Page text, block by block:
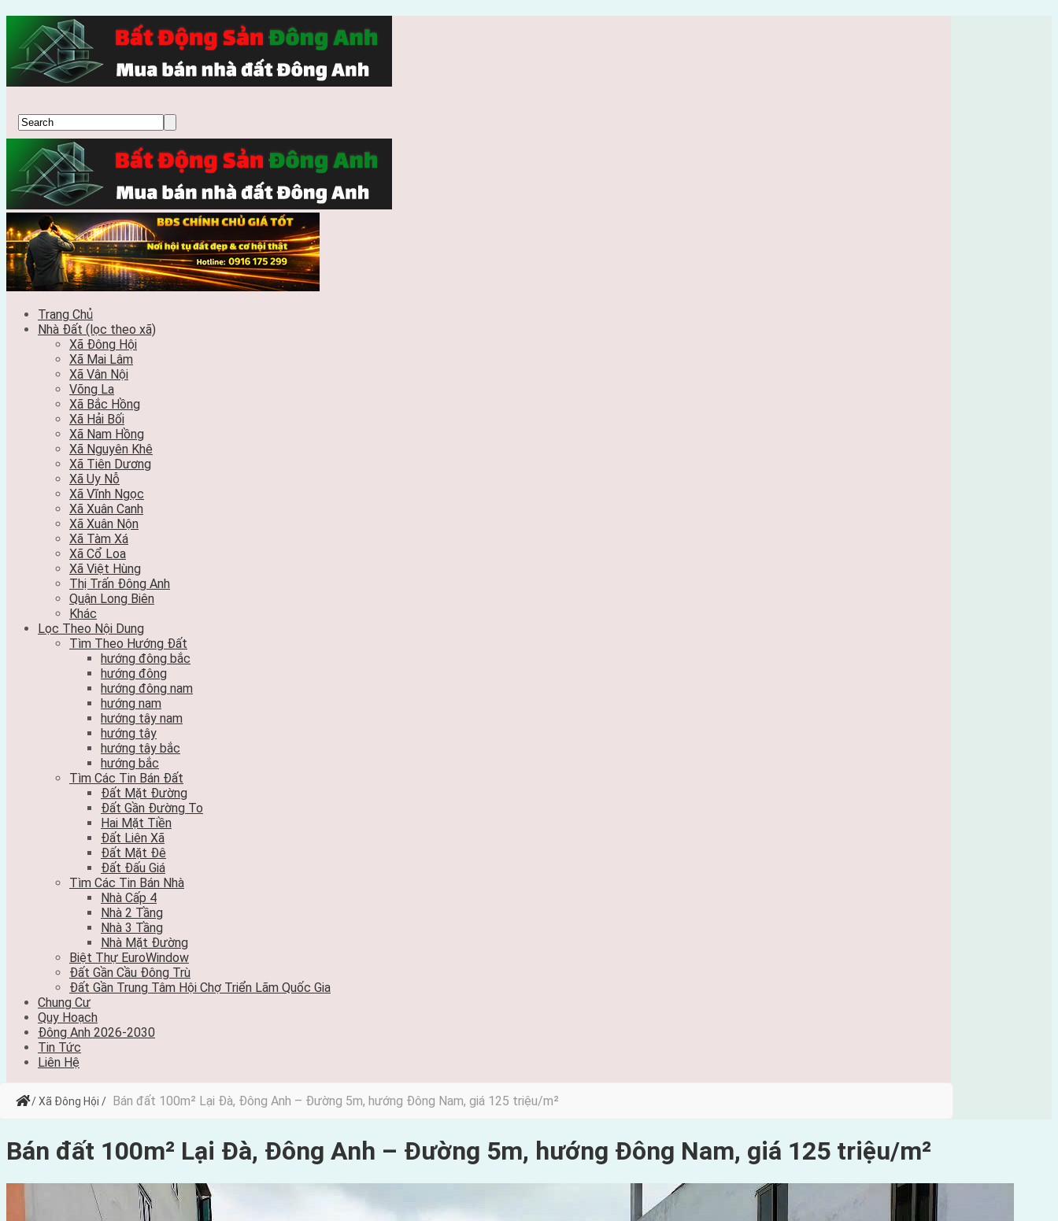
Trang Chủ
Nhà Đất (lọc theo xã)
Xã Đông Hội
Xã Mai Lâm
Xã Vân Nội
Võng La
Xã Bắc Hồng
Xã Hải Bối
Xã Nam Hồng
Xã Nguyên Khê
Xã Tiên Dương
Xã Uy Nỗ
Xã Vĩnh Ngọc
Xã Xuân Canh
Xã Xuân Nộn
Xã Tàm Xá
Xã Cổ Loa
Xã Việt Hùng
Thị Trấn Đông Anh
Quận Long Biên
Khác
Lọc Theo Nội Dung
Tìm Theo Hướng Đất
hướng đông bắc
hướng đông
hướng đông nam
hướng nam
hướng tây nam
hướng tây
hướng tây bắc
hướng bắc
Tìm Các Tin Bán Đất
Đất Mặt Đường
Đất Gần Đường To
Hai Mặt Tiền
Đất Liên Xã
Đất Mặt Đê
Đất Đấu Giá
Tìm Các Tin Bán Nhà
Nhà Cấp 4
Nhà 2 Tầng
Nhà 3 Tầng
Nhà Mặt Đường
Biệt Thự EuroWindow
Đất Gần Cầu Đông Trù
Đất Gần Trung Tâm Hội Chợ Triển Lãm Quốc Gia
Chung Cư
Quy Hoạch
Đông Anh 2026-2030
Tin Tức
Liên Hệ
/ Xã Đông Hội / Bán đất 100m² Lại Đà, Đông Anh – Đường 5m, hướng Đông Nam, giá 125 triệu/m²
Bán đất 100m² Lại Đà, Đông Anh – Đường 5m, hướng Đông Nam, giá 125 triệu/m²